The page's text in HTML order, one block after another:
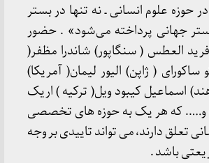
حوزه علوم انسانی ـ نه تنها در بستر
بستر جهانی پرداخته می‌شود» . حضور
العطس ( سنگاپور) شاندرا مظفر(
( ژاپن) الیور لیمان( آمریکا)
اسماعیل کیبود ویل( ترکیه ) اریک
و….. که هر یک به حوزه های تخصصی
تعلق دارند، می تواند تاییدی بر وجه
باشد .